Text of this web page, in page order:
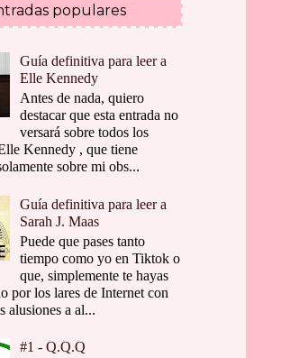
populares
Guía definitiva para leer a
Elle Kennedy
Antes de nada, quiero
destacar que esta entrada no
versará sobre todos los
Kennedy , que tiene
sobre mi obs...
Guía definitiva para leer a
Sarah J. Maas
Puede que pases tanto
tiempo como yo en Tiktok o
que, simplemente te hayas
por los lares de Internet con
alusiones a al...
#1 - Q.Q.Q